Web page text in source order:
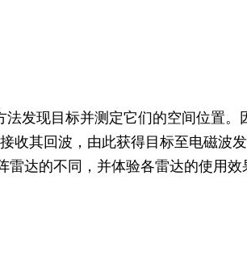
发现目标并测定它们的空间位置
其回波，由此获得目标至电磁波
达的不同，并体验各雷达的使用效